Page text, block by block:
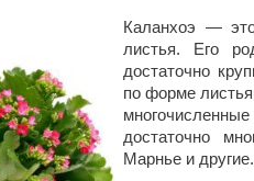
Каланхоэ —
листья. Его
достаточно
по форме
достаточно
Марнье и другие.